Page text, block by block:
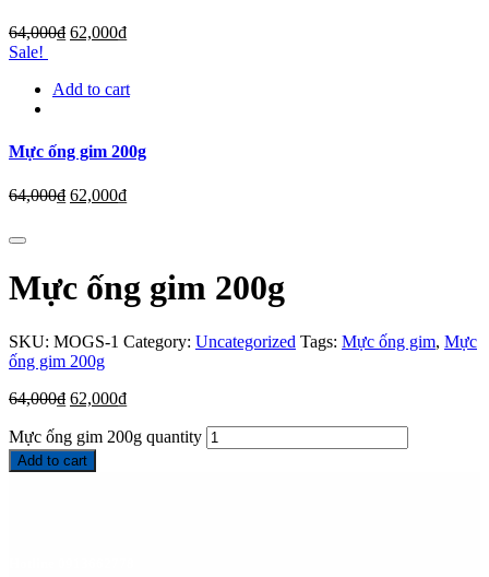
64,000₫ 62,000₫
Sale!
Add to cart
Mực ống gim 200g
64,000₫ 62,000₫
Mực ống gim 200g
SKU: MOGS-1 Category: Uncategorized Tags: Mực ống gim, Mực
ống gim 200g
64,000₫ 62,000₫
Mực ống gim 200g quantity
Add to cart